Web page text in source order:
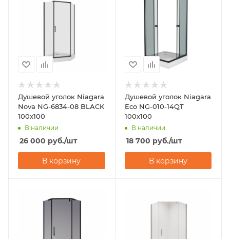
Душевой уголок Niagara
Nova NG-6834-08 BLACK
100х100
В наличии
26 000 руб./шт
В корзину
Душевой уголок Niagara
Eco NG-010-14QT
100х100
В наличии
18 700 руб./шт
В корзину